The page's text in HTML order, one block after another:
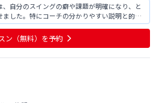
自分のスイングの癖や課題が明確になり、と
した。特にコーチの分かりやすい説明と的確
ォームの改善点をすぐに理解することができ
感も増し、自信にもつながっています。今後も
さ
ン （無料） を予約